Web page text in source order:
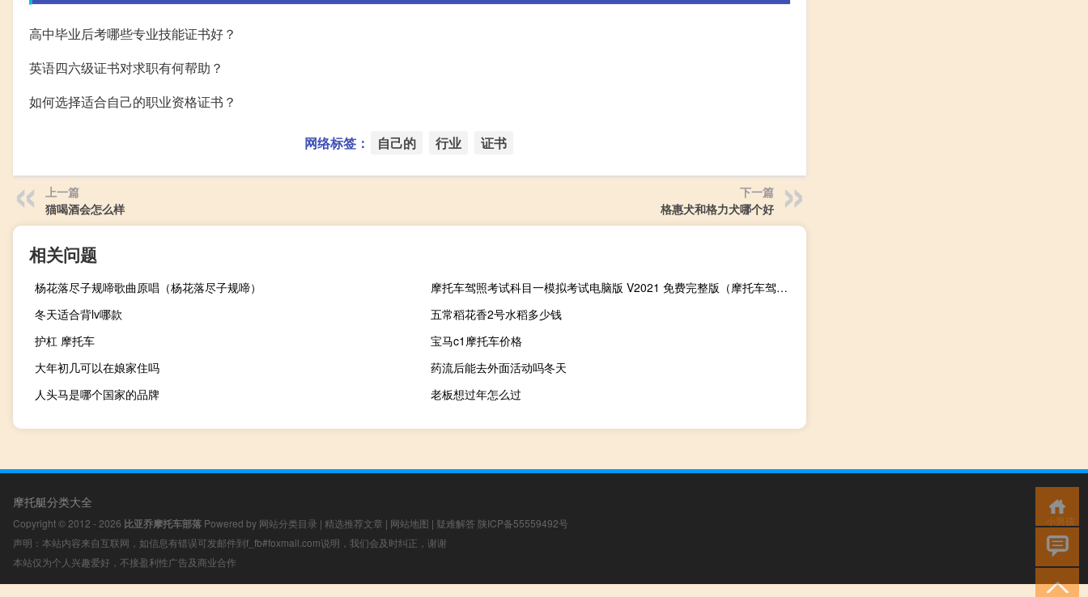
高中毕业后考哪些专业技能证书好？
英语四六级证书对求职有何帮助？
如何选择适合自己的职业资格证书？
网络标签： 自己的 行业 证书
上一篇
猫喝酒会怎么样
下一篇
格惠犬和格力犬哪个好
相关问题
杨花落尽子规啼歌曲原唱（杨花落尽子规啼）
摩托车驾照考试科目一模拟考试电脑版 V2021 免费完整版（摩托车驾照考试科目一模拟考试电脑版 V2021 免费完整版功能简介）
冬天适合背lv哪款
五常稻花香2号水稻多少钱
护杠 摩托车
宝马c1摩托车价格
大年初几可以在娘家住吗
药流后能去外面活动吗冬天
人头马是哪个国家的品牌
老板想过年怎么过
摩托艇分类大全
Copyright © 2012 - 2026 比亚乔摩托车部落 Powered by 网站分类目录 | 精选推荐文章 | 网站地图 | 疑难解答 陕ICP备55559492号
声明：本站内容来自互联网，如信息有错误可发邮件到f_fb#foxmail.com说明，我们会及时纠正，谢谢
本站仅为个人兴趣爱好，不接盈利性广告及商业合作